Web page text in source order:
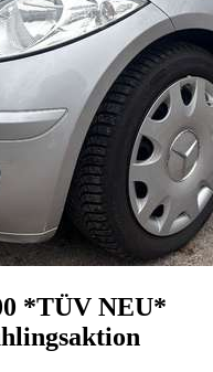
*TÜV NEU*